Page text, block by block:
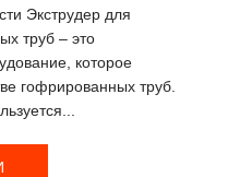
Экструдер для
труб – это
которое
гофрированных труб.